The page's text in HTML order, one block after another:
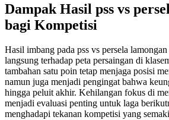
Dampak Hasil pss vs
bagi Kompetisi
Hasil imbang pada pss vs persela
langsung terhadap peta persaingan di
tambahan satu poin tetap menjaga posisi
namun juga menjadi pengingat bahwa
hingga peluit akhir. Kehilangan fokus di
menjadi evaluasi penting untuk laga
menghadapi tekanan kompetisi yang